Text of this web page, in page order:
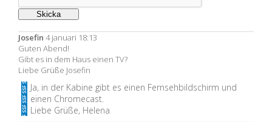
Josefin 4 januari 18:13
Guten Abend!
Gibt es in dem Haus einen TV?
Liebe Grüße Josefin
Ja, in der Kabine gibt es einen Fernsehbildschirm und
einen Chromecast.
Liebe Grüße, Helena